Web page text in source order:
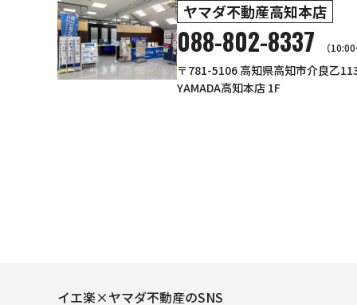
ヤマダ不動産高知本店
088-802-8337 （
〒781-5106 高知県高知市介良乙
YAMADA高知本店 1F
イエ楽×ヤマダ不動産のSNS